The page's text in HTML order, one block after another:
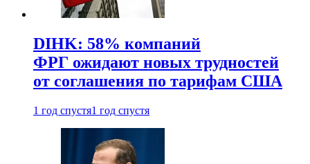
DIHK: 58% компаний
ФРГ ожидают новых трудностей
от соглашения по тарифам США
1 год спустя1 год спустя